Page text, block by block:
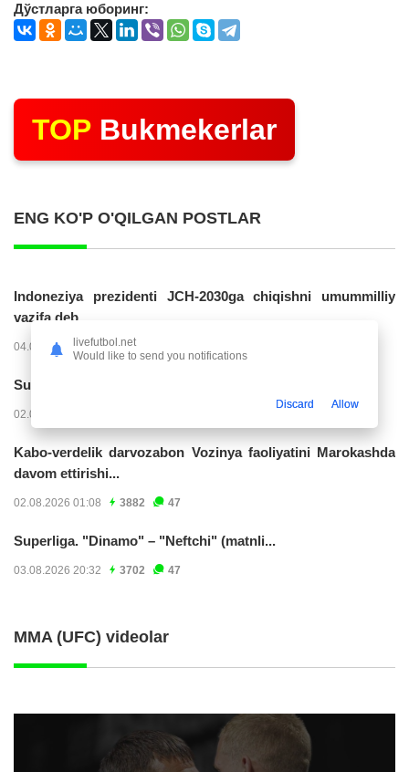
Дўстларга юборинг:
TOP Bukmekerlar
ENG KO'P O'QILGAN POSTLAR
Indoneziya prezidenti JCH-2030ga chiqishni umummilliy
vazifa deb...
04.08.2026 02:11 14202
Superliga. “Buxoro” - “Lokomotiv”...
02.08.2026 03:08
Kabo-verdelik darvozabon Vozinya faoliyatini Marokashda
davom ettirishi...
02.08.2026 01:08 3882 47
Superliga. "Dinamo" – "Neftchi" (matnli...
03.08.2026 20:32 3702 47
MMA (UFC) videolar
livefutbol.net
Would like to send you notifications
Discard Allow